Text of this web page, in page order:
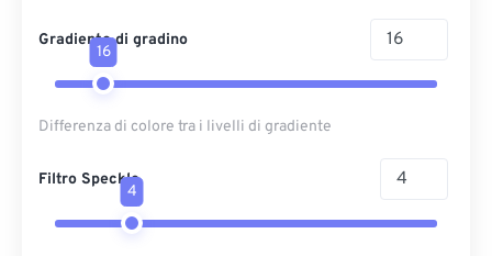
Gradiente di gradino
16
Differenza di colore tra i livelli di gradiente
Filtro Speckle
4